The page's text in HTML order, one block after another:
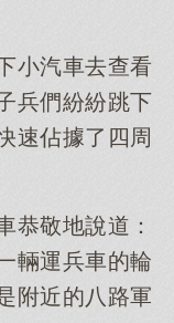
小汽車去查看
兵們紛紛跳下
速佔據了四周
恭敬地說道：
輛運兵車的輪
附近的八路軍